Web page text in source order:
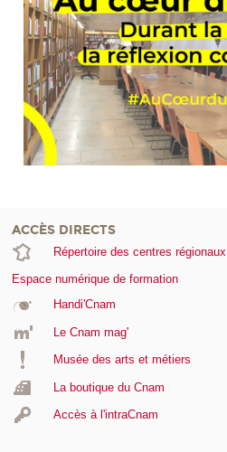
ACCÈS DIRECTS
Répertoire des centres régionaux
Espace numérique de formation
Handi'Cnam
Le Cnam mag'
Musée des arts et métiers
La boutique du Cnam
Accès à l'intraCnam